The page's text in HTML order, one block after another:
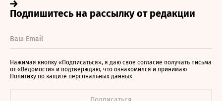
Нажимая кнопку «Подписаться», я даю свое согласие получать письма
от «Ведомости» и подтверждаю, что ознакомился и принимаю
Политику по защите персональных данных